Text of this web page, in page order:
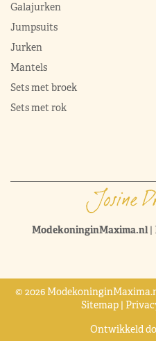
Galajurken
Jumpsuits
Jurken
Mantels
Sets met broek
Sets met rok
ModekoninginMaxima.nl|
© 2026
Sitemap |
Ontwikkeld